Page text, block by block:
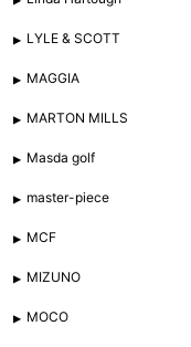
LYLE & SCOTT
MAGGIA
MARTON MILLS
Masda golf
master-piece
MCF
MIZUNO
MOCO